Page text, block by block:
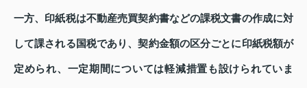
一方、印紙税は不動産売買契約書などの課税文書の作成に対
して課される国税であり、契約金額の区分ごとに印紙税額が
定められ、一定期間については軽減措置も設けられていま